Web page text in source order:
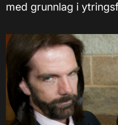
med grunnlag i